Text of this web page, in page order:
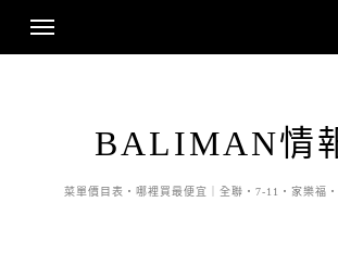
BALIMAN情
菜單價目表・哪裡買最便宜｜全聯・7-11・家樂福